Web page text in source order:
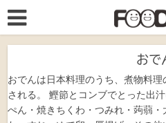
おで
おでんは日本料理のうち、煮物料
される。 鰹節とコンブでとった出
ぺん・焼きちくわ・つみれ・蒟蒻・